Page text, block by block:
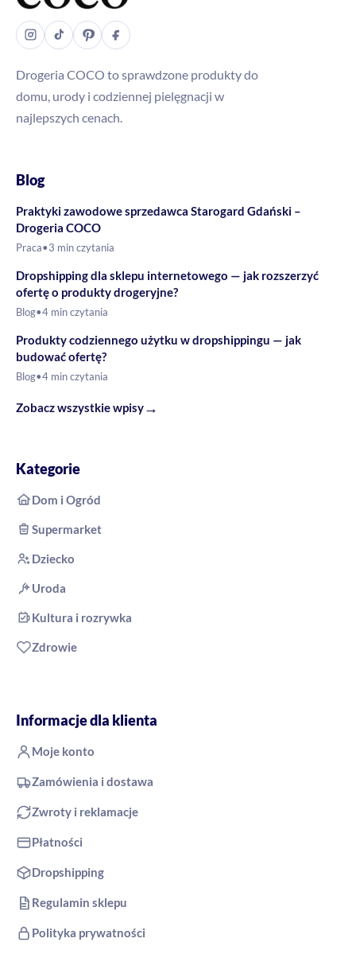
Drogeria COCO to sprawdzone produkty do
domu, urody i codziennej pielęgnacji w
najlepszych cenach.
Blog
Praktyki zawodowe sprzedawca Starogard Gdański –
Drogeria COCO
Praca•3 min czytania
Dropshipping dla sklepu internetowego — jak rozszerzyć
ofertę o produkty drogeryjne?
Blog•4 min czytania
Produkty codziennego użytku w dropshippingu — jak
budować ofertę?
Blog•4 min czytania
Zobacz wszystkie wpisy→
Kategorie
Dom i Ogród
Supermarket
Dziecko
Uroda
Kultura i rozrywka
Zdrowie
Informacje dla klienta
Moje konto
Zamówienia i dostawa
Zwroty i reklamacje
Płatności
Dropshipping
Regulamin sklepu
Polityka prywatności